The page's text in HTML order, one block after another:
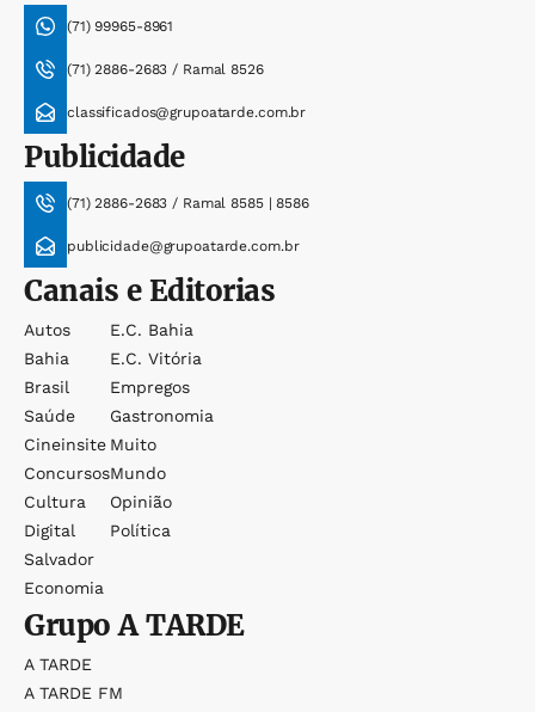
(71) 99965-8961
(71) 2886-2683 / Ramal 8526
classificados@grupoatarde.com.br
Publicidade
(71) 2886-2683 / Ramal 8585 | 8586
publicidade@grupoatarde.com.br
Canais e Editorias
Autos
Bahia
Brasil
Saúde
Cineinsite
Concursos
Cultura
Digital
Salvador
Economia
E.c. Bahia
E.c. Vitória
Empregos
Gastronomia
Muito
Mundo
Opinião
Política
GrupoA TARDE
A TARDE
A TARDE FM